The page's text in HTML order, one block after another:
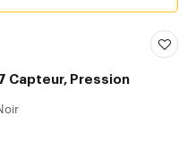
Capteur, Pression